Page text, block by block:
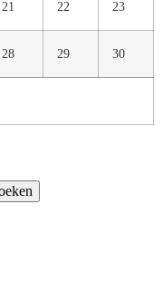
21 22 23
28 29 30